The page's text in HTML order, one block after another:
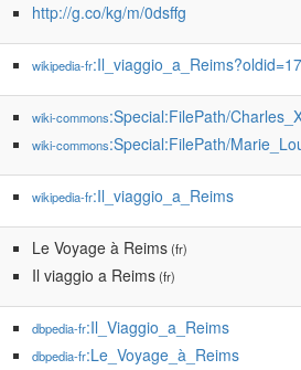
http://g.co/kg/m/0dsffg
wikipedia-fr
wiki-commons:Special:FilePath/
wiki-commons:Special:FilePath/
wikipedia-fr:Il_viaggio_a_Reims
Le Voyage à Reims(fr)
Il viaggio a Reims(fr)
dbpedia-fr:Il_Viaggio_a_Reims
dbpedia-fr:Le_Voyage_à_Reims